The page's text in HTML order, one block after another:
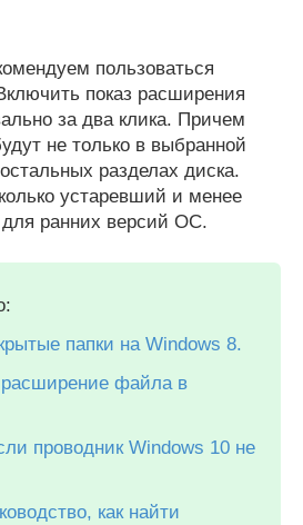
пользоваться
показ расширения
за два клика. Причем
не только в выбранной
разделах диска.
устаревший и менее
ранних версий ОС.
папки на Windows 8.
расширение файла в
проводник Windows 10 не
как найти